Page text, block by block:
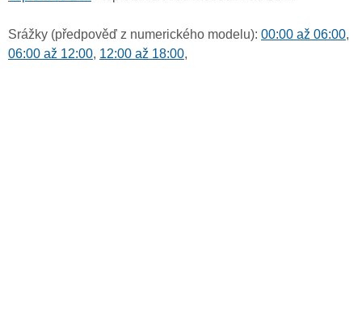
Srážky (předpověď z numerického modelu): 00:00 až 06:00,
06:00 až 12:00, 12:00 až 18:00,